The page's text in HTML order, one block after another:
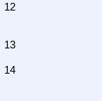
12
13
14